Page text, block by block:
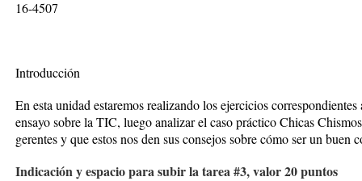
16-4507
Introducción
En esta unidad estaremos realizando los ejercicios
ensayo sobre la TIC, luego analizar el caso práctico Chicas
gerentes y que estos nos den sus consejos sobre cómo ser un buen
Indicación y espacio para subir la tarea #3, valor 20 puntos